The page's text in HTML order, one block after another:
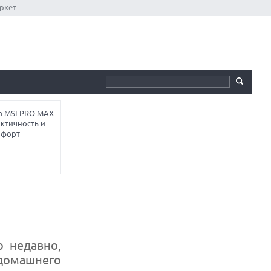
PRO MAX
и
недавно,